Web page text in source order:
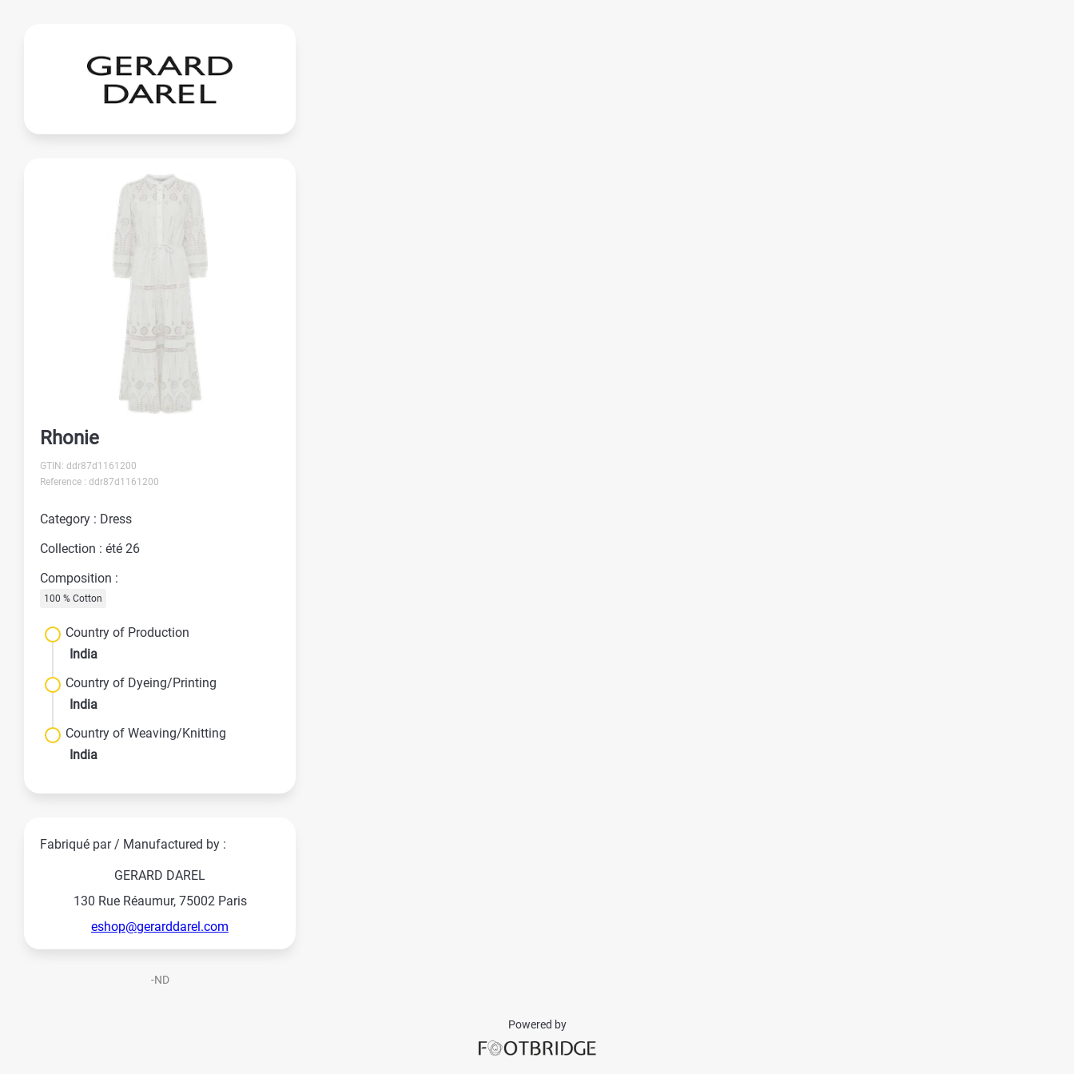
Rhonie
GTIN: ddr87d1161200
Reference : ddr87d1161200
Category : Dress
Collection : été 26
Composition :
100 % Cotton
Country of Production
India
Country of Dyeing/Printing
India
Country of Weaving/Knitting
India
Fabriqué par / Manufactured by :
GERARD DAREL
130 Rue Réaumur, 75002 Paris
eshop@gerarddarel.com
-ND
Powered by